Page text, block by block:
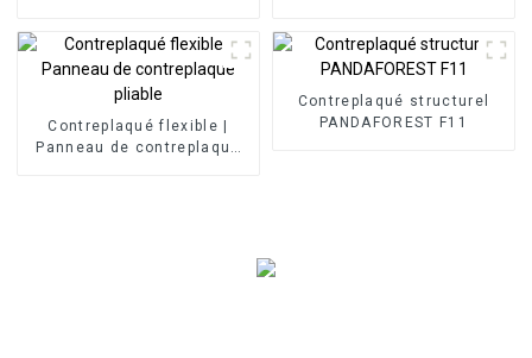
Contreplaqué flexible |
Panneau de contreplaqué
Contreplaqué structurel
PANDAFOREST F11